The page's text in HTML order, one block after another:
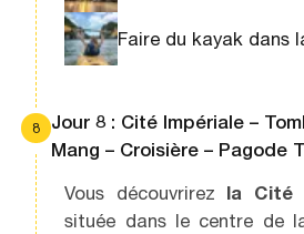
Faire du kayak dans
8
Jour 8 : Cité Impériale –
Mang – Croisière – Pagode
Vous découvrirez la Cité
située dans le centre de